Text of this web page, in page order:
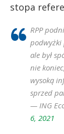
stopa
RPP
podwyżki
ale był
nie
wysoką
sprzed
— ING
6, 2021